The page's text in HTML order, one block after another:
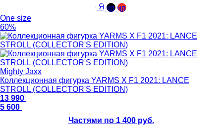
One size
60%
Mighty Jaxx
Коллекционная фигурка YARMS X F1 2021: LANCE
STROLL (COLLECTOR'S EDITION)
13 990
5 600
Частями по 1 400 руб.